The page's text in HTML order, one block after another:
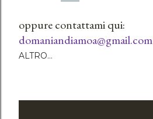
oppure contattami qui:
domaniandiamoa@gmail.com
ALTRO…